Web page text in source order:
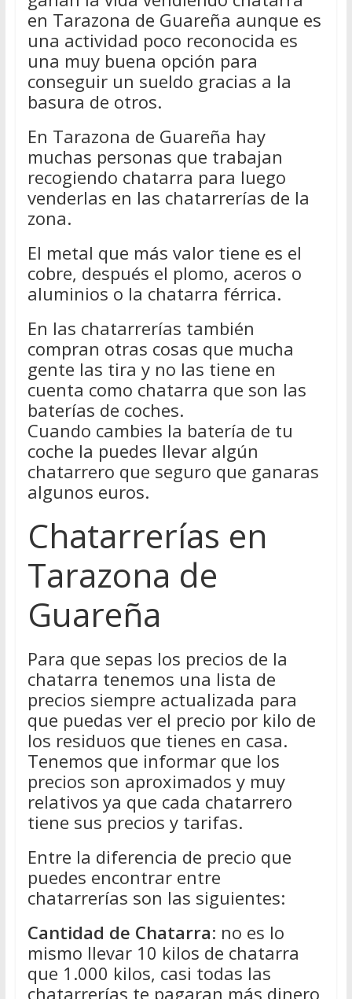
en Tarazona de Guareña aunque es
una actividad poco reconocida es
una muy buena opción para
conseguir un sueldo gracias a la
basura de otros.
En Tarazona de Guareña hay
muchas personas que trabajan
recogiendo chatarra para luego
venderlas en las chatarrerías de la
zona.
El metal que más valor tiene es el
cobre, después el plomo, aceros o
aluminios o la chatarra férrica.
En las chatarrerías también
compran otras cosas que mucha
gente las tira y no las tiene en
cuenta como chatarra que son las
baterías de coches.
Cuando cambies la batería de tu
coche la puedes llevar algún
chatarrero que seguro que ganaras
algunos euros.
Chatarrerías en
Tarazona de
Guareña
Para que sepas los precios de la
chatarra tenemos una lista de
precios siempre actualizada para
que puedas ver el precio por kilo de
los residuos que tienes en casa.
Tenemos que informar que los
precios son aproximados y muy
relativos ya que cada chatarrero
tiene sus precios y tarifas.
Entre la diferencia de precio que
puedes encontrar entre
chatarrerías son las siguientes:
Cantidad de Chatarra: no es lo
mismo llevar 10 kilos de chatarra
que 1.000 kilos, casi todas las
chatarrerías te pagaran más dinero